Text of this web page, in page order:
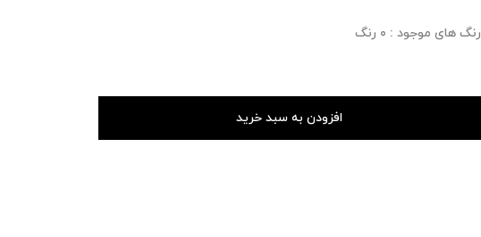
رنگ های موجود : ۰ رنگ
افزودن به سبد خرید